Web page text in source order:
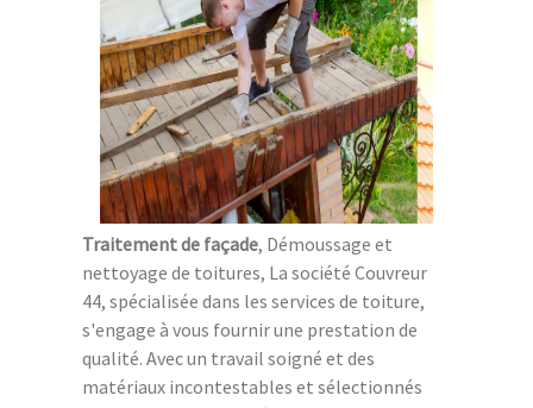
Traitement de façade, Démoussage et
nettoyage de toitures, La société Couvreur
44, spécialisée dans les services de toiture,
s'engage à vous fournir une prestation de
qualité. Avec un travail soigné et des
matériaux incontestables et sélectionnés